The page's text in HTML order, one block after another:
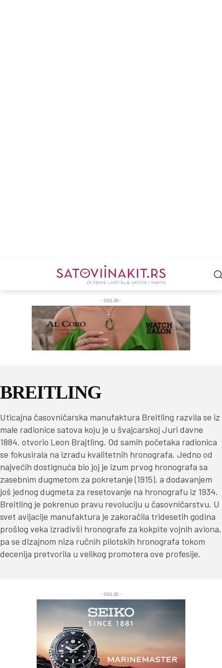
- OGLAS -
BREITLING
Uticajna časovničarska manufaktura Breitling razvila se iz
male radionice satova koju je u švajcarskoj Juri davne
1884. otvorio Leon Brajtling. Od samih početaka radionica
se fokusirala na izradu kvalitetnih hronografa. Jedno od
najvećih dostignuća bio joj je izum prvog hronografa sa
zasebnim dugmetom za pokretanje (1915), a dodavanjem
još jednog dugmeta za resetovanje na hronografu iz 1934.
Breitling je pokrenuo pravu revoluciju u časovničarstvu. U
svet avijacije manufaktura je zakoračila tridesetih godina
prošlog veka izradivši hronografe za kokpite vojnih aviona,
pa se dizajnom niza ručnih pilotskih hronografa tokom
decenija pretvorila u velikog promotera ove profesije.
- OGLAS -